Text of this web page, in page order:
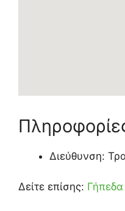
Διεύθυνση:
Δείτε επίσης: